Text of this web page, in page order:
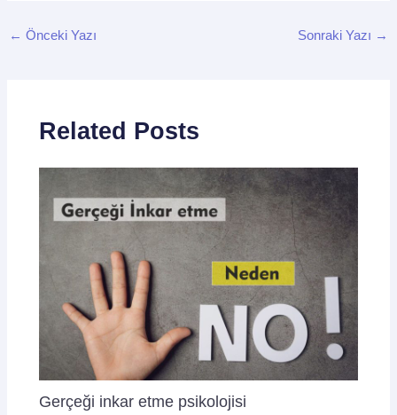
← Önceki Yazı Sonraki Yazı →
Related Posts
Gerçeği inkar etme psikolojisi